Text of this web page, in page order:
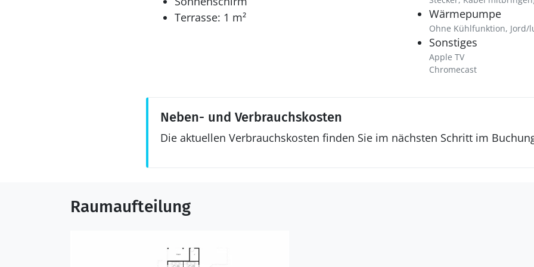
Terrasse: 1 m²
Wärmepumpe
Ohne Kühlfunktion, Jord/
Sonstiges
Apple TV
Chromecast
Neben- und Verbrauchskosten
Die aktuellen Verbrauchskosten finden Sie im nächsten Schritt im
Raumaufteilung